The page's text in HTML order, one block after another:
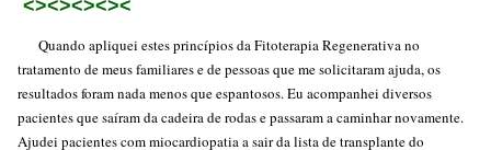
<><><><><
Quando apliquei estes princípios da Fitoterapia Regenerativa no
tratamento de meus familiares e de pessoas que me solicitaram ajuda, os
resultados foram nada menos que espantosos. Eu acompanhei diversos
pacientes que saíram da cadeira de rodas e passaram a caminhar novamente.
Ajudei pacientes com miocardiopatia a sair da lista de transplante do